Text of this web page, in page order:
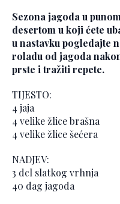
Sezona jagoda u
desertom u koji ćete
u nastavku pogledajte
roladu od jagoda
prste i tražiti repete.
TIJESTO:
4 jaja
4 velike žlice brašna
4 velike žlice šećera
NADJEV:
3 dcl slatkog vrhnja
40 dag jagoda